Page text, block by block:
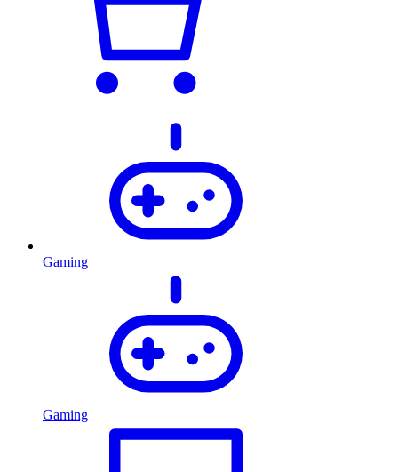
Gaming
Gaming